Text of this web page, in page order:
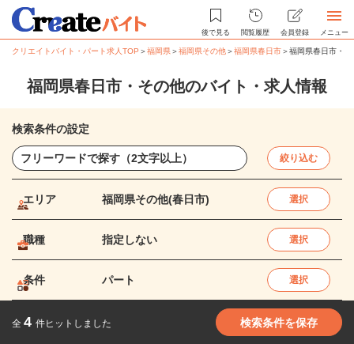
後で見る 閲覧履歴 会員登録 メニュー
クリエイトバイト・パート求人TOP ＞福岡県＞福岡県その他＞福岡県春日市＞福岡県春日市・
福岡県春日市・その他のバイト・求人情報
検索条件の設定
絞り込む
エリア 福岡県その他(春日市) 選択
職種 指定しない 選択
条件 パート 選択
全 4 件ヒットしました 検索条件を保存